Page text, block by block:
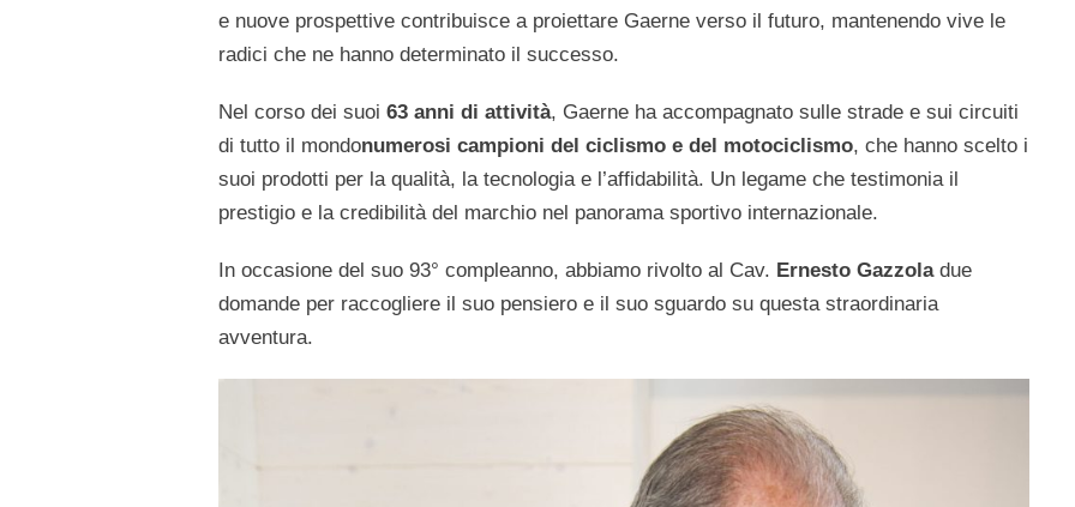
e nuove prospettive contribuisce a proiettare Gaerne verso il futuro, mantenendo vive le
radici che ne hanno determinato il successo.
Nel corso dei suoi 63 anni di attività, Gaerne ha accompagnato sulle strade e sui circuiti
di tutto il mondonumerosi campioni del ciclismo e del motociclismo, che hanno scelto i
suoi prodotti per la qualità, la tecnologia e l’affidabilità. Un legame che testimonia il
prestigio e la credibilità del marchio nel panorama sportivo internazionale.
In occasione del suo 93° compleanno, abbiamo rivolto al Cav. Ernesto Gazzoladue
domande per raccogliere il suo pensiero e il suo sguardo su questa straordinaria
avventura.